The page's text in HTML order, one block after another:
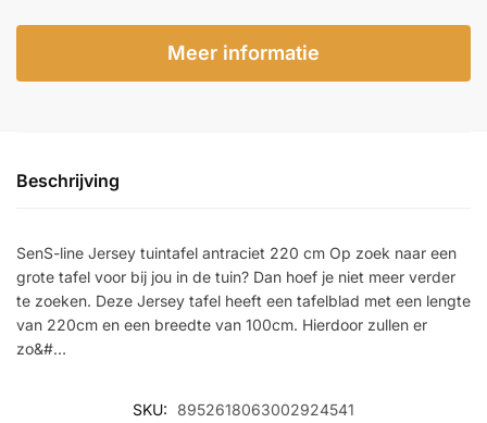
Meer informatie
Beschrijving
SenS-line Jersey tuintafel antraciet 220 cm Op zoek naar een
grote tafel voor bij jou in de tuin? Dan hoef je niet meer verder
te zoeken. Deze Jersey tafel heeft een tafelblad met een lengte
van 220cm en een breedte van 100cm. Hierdoor zullen er
zo&#…
SKU:
8952618063002924541